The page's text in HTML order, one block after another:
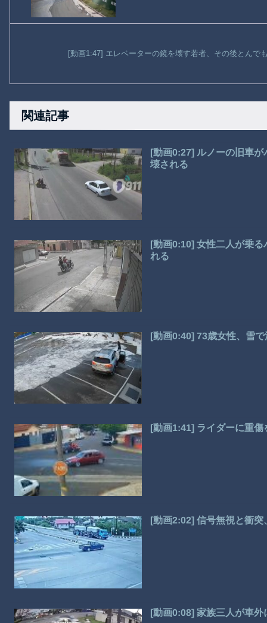
[動画1:47] エレベーターの鏡を壊す若者、その後とんで
関連記事
[動画0:27] ルノーの旧車
壊される
[動画0:10] 女性二人が乗
れる
[動画0:40] 73歳女性、雪
[動画1:41] ライダーに重
[動画2:02] 信号無視と衝
[動画0:08] 家族三人が車